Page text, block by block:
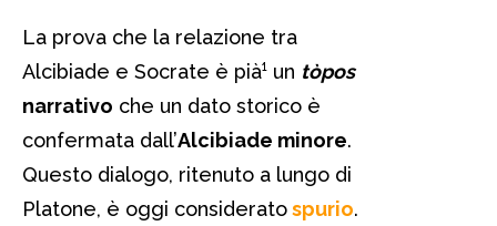
La prova che la relazione tra
Alcibiade e Socrate è pià¹ un tòpos
narrativo che un dato storico è
confermata dall’Alcibiade minore.
Questo dialogo, ritenuto a lungo di
Platone, è oggi consideratospurio.